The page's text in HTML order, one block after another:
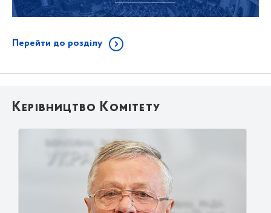
Перейти до розділу
Керівництво Комітету